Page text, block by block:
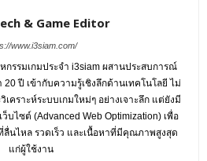
& Game Editor
www.i3siam.com/
รรมเกมประจำ i3siam ผสานประสบการณ์
ปี เข้ากับความรู้เชิงลึกด้านเทคโนโลยี ไม่
คราะห์ระบบเกมใหม่ๆ อย่างเจาะลึก แต่ยังมี
บไซต์ (Advanced Web Optimization) เพื่อ
นไหล รวดเร็ว และเนื้อหาที่มีคุณภาพสูงสุด
แก่ผู้ใช้งาน